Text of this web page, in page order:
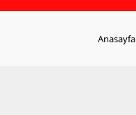
Anasayfa